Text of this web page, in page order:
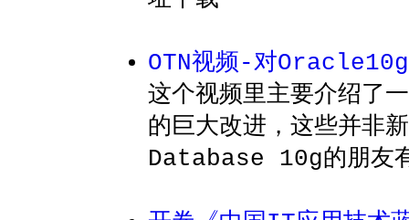
OTN视频-对
这个视频里主要介绍了
的巨大改进，这些并非
Database 10g的朋友